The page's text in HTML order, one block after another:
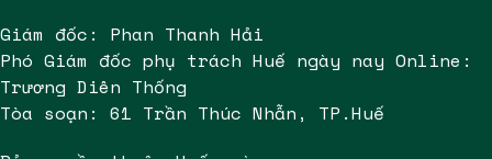
Giám đốc: Phan Thanh Hải
Phó Giám đốc phụ trách Huế ngày nay Online:
Trương Diên Thống
Tòa soạn: 61 Trần Thúc Nhẫn, TP.Huế